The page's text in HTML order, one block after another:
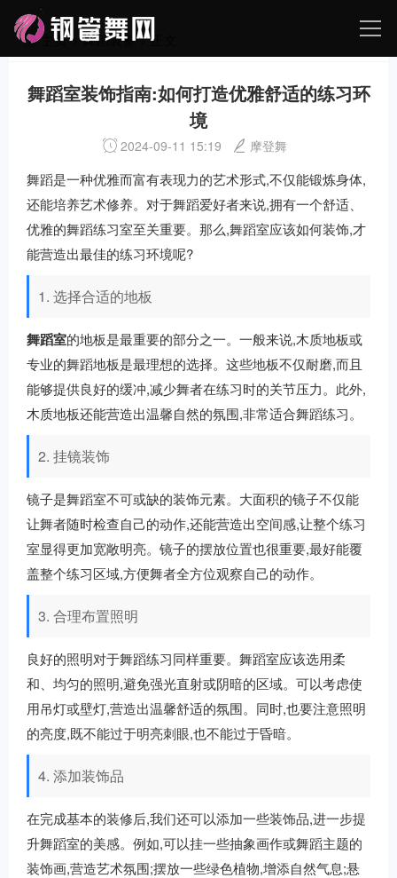
主页>舞蹈装备> 正文
舞蹈室装饰指南:如何打造优雅舒适的练习环
境
2024-09-11 15:19 摩登舞
舞蹈是一种优雅而富有表现力的艺术形式,不仅能锻炼身体,
还能培养艺术修养。对于舞蹈爱好者来说,拥有一个舒适、
优雅的舞蹈练习室至关重要。那么,舞蹈室应该如何装饰,才
能营造出最佳的练习环境呢?
1. 选择合适的地板
舞蹈室的地板是最重要的部分之一。一般来说,木质地板或
专业的舞蹈地板是最理想的选择。这些地板不仅耐磨,而且
能够提供良好的缓冲,减少舞者在练习时的关节压力。此外,
木质地板还能营造出温馨自然的氛围,非常适合舞蹈练习。
2. 挂镜装饰
镜子是舞蹈室不可或缺的装饰元素。大面积的镜子不仅能
让舞者随时检查自己的动作,还能营造出空间感,让整个练习
室显得更加宽敞明亮。镜子的摆放位置也很重要,最好能覆
盖整个练习区域,方便舞者全方位观察自己的动作。
3. 合理布置照明
良好的照明对于舞蹈练习同样重要。舞蹈室应该选用柔
和、均匀的照明,避免强光直射或阴暗的区域。可以考虑使
用吊灯或壁灯,营造出温馨舒适的氛围。同时,也要注意照明
的亮度,既不能过于明亮刺眼,也不能过于昏暗。
4. 添加装饰品
在完成基本的装修后,我们还可以添加一些装饰品,进一步提
升舞蹈室的美感。例如,可以挂一些抽象画作或舞蹈主题的
装饰画,营造艺术氛围;摆放一些绿色植物,增添自然气息;悬